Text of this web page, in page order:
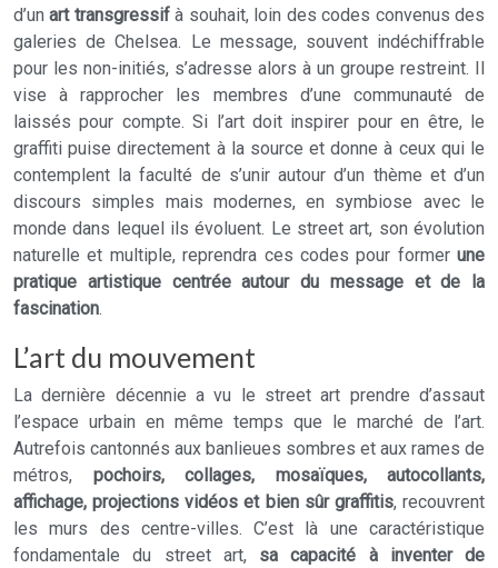
d’unart transgressifà souhait, loin des codes convenus des
galeries de Chelsea. Le message, souvent indéchiffrable
pour les non-initiés, s’adresse alors à un groupe restreint. Il
vise à rapprocher les membres d’une communauté de
laissés pour compte. Si l’art doit inspirer pour en être, le
graffiti puise directement à la source et donne à ceux qui le
contemplent la faculté de s’unir autour d’un thème et d’un
discours simples mais modernes, en symbiose avec le
monde dans lequel ils évoluent. Le street art, son évolution
naturelle et multiple, reprendra ces codes pour former une
pratique artistique centrée autour du message et de la
fascination.
L’art du mouvement
La dernière décennie a vu le street art prendre d’assaut
l’espace urbain en même temps que le marché de l’art.
Autrefois cantonnés aux banlieues sombres et aux rames de
métros, pochoirs, collages, mosaïques, autocollants,
affichage, projections vidéos et bien sûr graffitis, recouvrent
les murs des centre-villes. C’est là une caractéristique
fondamentale du street art, sa capacité à inventer de